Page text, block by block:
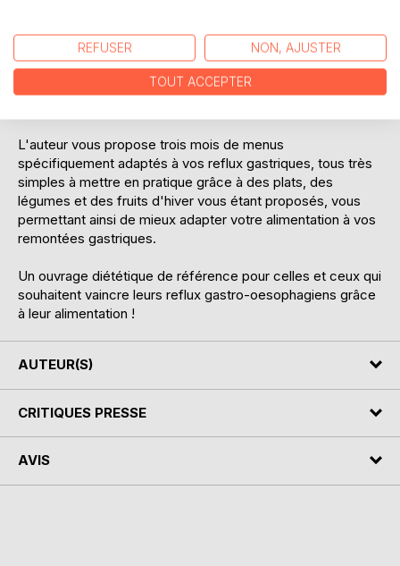
reflux gastro-oesophagiens, et il offre aux détenteurs des
ouvrages du même auteur : « Quelle alimentation pour les
reflux gastro-oesophagiens ? » et « Recettes et menus
pour les reflus gastro-oesophagiens » un ouvrage
L'auteur vous propose trois mois de menus
spécifiquement adaptés à vos reflux gastriques, tous très
simples à mettre en pratique grâce à des plats, des
légumes et des fruits d'hiver vous étant proposés, vous
permettant ainsi de mieux adapter votre alimentation à vos
remontées gastriques.
Un ouvrage diététique de référence pour celles et ceux qui
souhaitent vaincre leurs reflux gastro-oesophagiens grâce
à leur alimentation !
AUTEUR(S)
CRITIQUES PRESSE
AVIS
REFUSER NON, AJUSTER
TOUT ACCEPTER